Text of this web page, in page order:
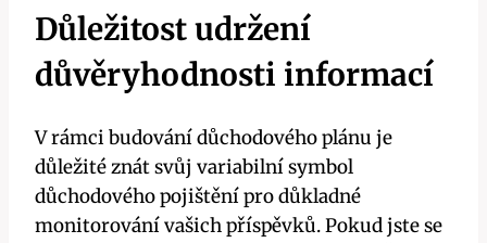
Důležitost udržení
důvěryhodnosti informací
V rámci budování důchodového plánu je
důležité znát svůj variabilní symbol
důchodového pojištění pro důkladné
monitorování vašich příspěvků. Pokud jste se